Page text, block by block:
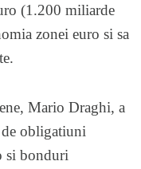
(1.200 miliarde
zonei euro si sa
Mario Draghi, a
obligatiuni
si bonduri